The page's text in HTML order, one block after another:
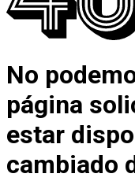
No
página
estar
cambiado